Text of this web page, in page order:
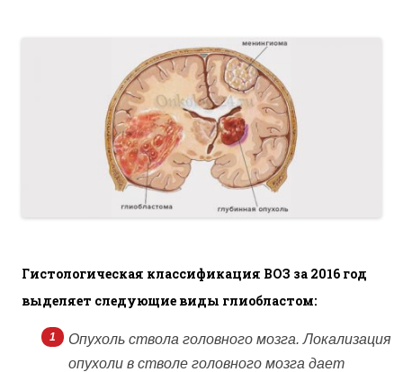
Гистологическая классификация ВОЗ за 2016 год
выделяет следующие виды глиобластом:
Опухоль ствола головного мозга. Локализация
опухоли в стволе головного мозга дает